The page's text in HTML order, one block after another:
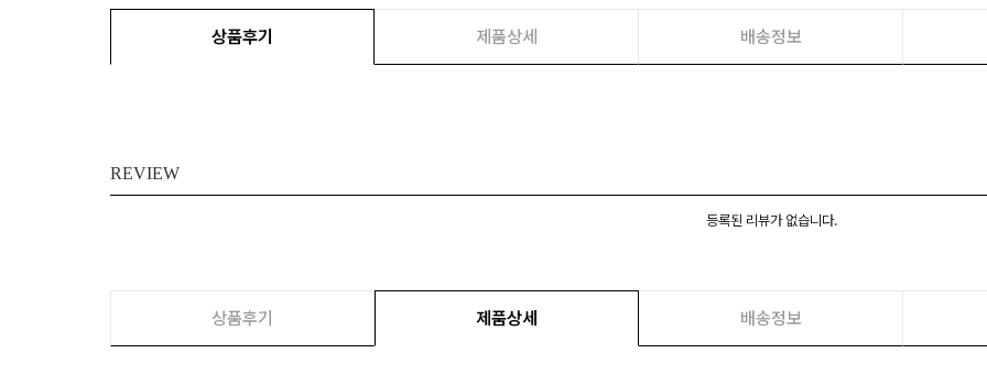
상품후기 제품상세 배송정보
REVIEW
등록된 리뷰가 없습니다.
상품후기 제품상세 배송정보